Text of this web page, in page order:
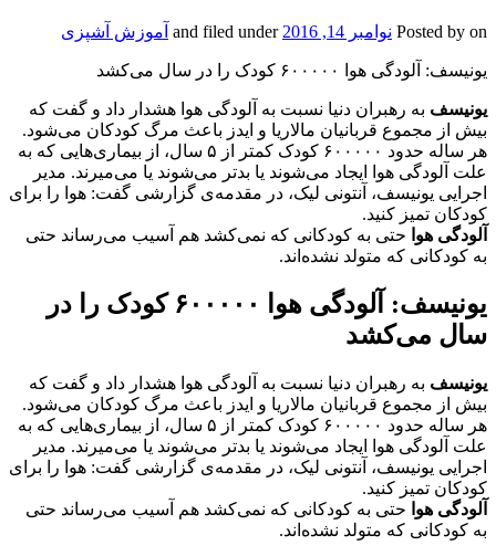
Posted by on نوامبر 14, 2016 and filed under آموزش آشپزی
یونیسف: آلودگی هوا ۶۰۰۰۰۰ کودک را در سال می‌کشد
یونیسف به رهبران دنیا نسبت به آلودگی هوا هشدار داد و گفت که
بیش از مجموع قربانیان مالاریا و ایدز باعث مرگ کودکان می‌شود.
هر ساله حدود ۶۰۰۰۰۰ کودک کمتر از ۵ سال، از بیماری‌هایی که به
علت آلودگی هوا ایجاد می‌شوند یا بدتر می‌شوند یا می‌میرند. مدیر
اجرایی یونیسف، آنتونی لیک، در مقدمه‌ی گزارشی گفت: هوا را برای
کودکان تمیز کنید.
آلودگی هوا حتی به کودکانی که نمی‌کشد هم آسیب می‌رساند حتی
به کودکانی که متولد نشده‌اند.
یونیسف: آلودگی هوا ۶۰۰۰۰۰ کودک را در
سال می‌کشد
یونیسف به رهبران دنیا نسبت به آلودگی هوا هشدار داد و گفت که
بیش از مجموع قربانیان مالاریا و ایدز باعث مرگ کودکان می‌شود.
هر ساله حدود ۶۰۰۰۰۰ کودک کمتر از ۵ سال، از بیماری‌هایی که به
علت آلودگی هوا ایجاد می‌شوند یا بدتر می‌شوند یا می‌میرند. مدیر
اجرایی یونیسف، آنتونی لیک، در مقدمه‌ی گزارشی گفت: هوا را برای
کودکان تمیز کنید.
آلودگی هوا حتی به کودکانی که نمی‌کشد هم آسیب می‌رساند حتی
به کودکانی که متولد نشده‌اند.